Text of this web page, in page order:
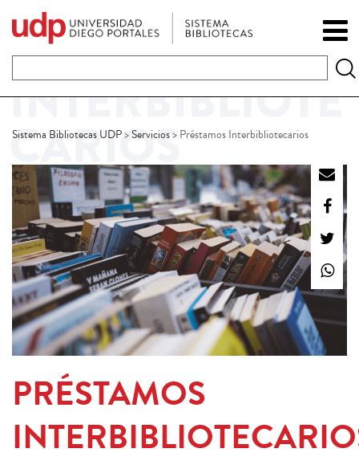
Sistema Bibliotecas UDP>Servicios>Préstamos Interbibliotecarios
PRÉSTAMOS